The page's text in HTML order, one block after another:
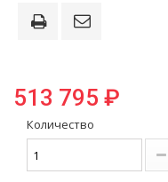
513 795 ₽
Количество